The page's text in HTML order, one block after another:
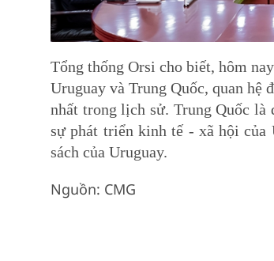
Tổng thống Orsi cho biết, hôm
Uruguay và Trung Quốc, quan
nhất trong lịch sử. Trung Quốc là
sự phát triển kinh tế - xã hội của
sách của Uruguay.
Nguồn: CMG